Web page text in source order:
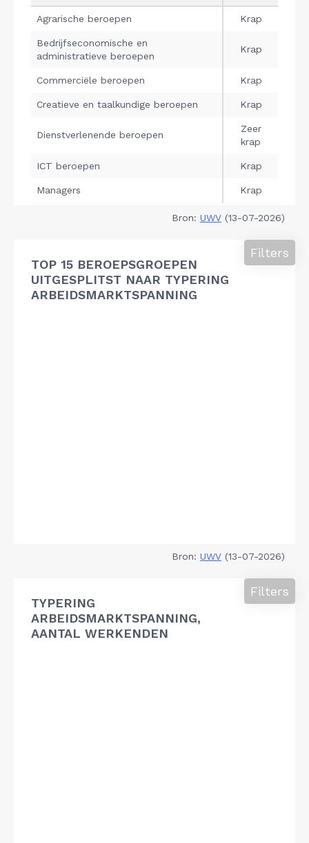
Bron: UWV (13-07-2026)
TOP 15 BEROEPSGROEPEN
UITGESPLITST NAAR TYPERING
ARBEIDSMARKTSPANNING
Filters
Bron: UWV (13-07-2026)
TYPERING
ARBEIDSMARKTSPANNING,
AANTAL WERKENDEN
Filters